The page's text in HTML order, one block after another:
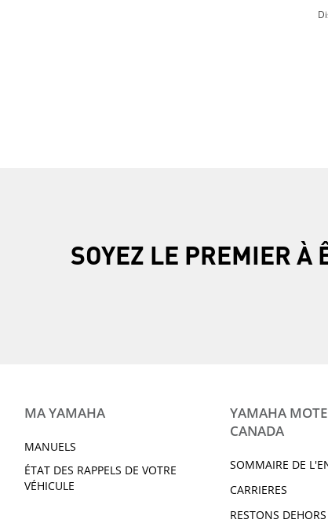
SOYEZ LE PREMIER À
MA YAMAHA
MANUELS
ÉTAT DES RAPPELS DE VOTRE
VÉHICULE
YAMAHA
CANADA
SOMMAIRE DE
CARRIERES
RESTONS DEHORS